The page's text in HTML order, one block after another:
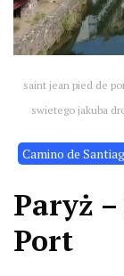
saint jean pied de
swietego jakuba
Camino de
Paryż
Port